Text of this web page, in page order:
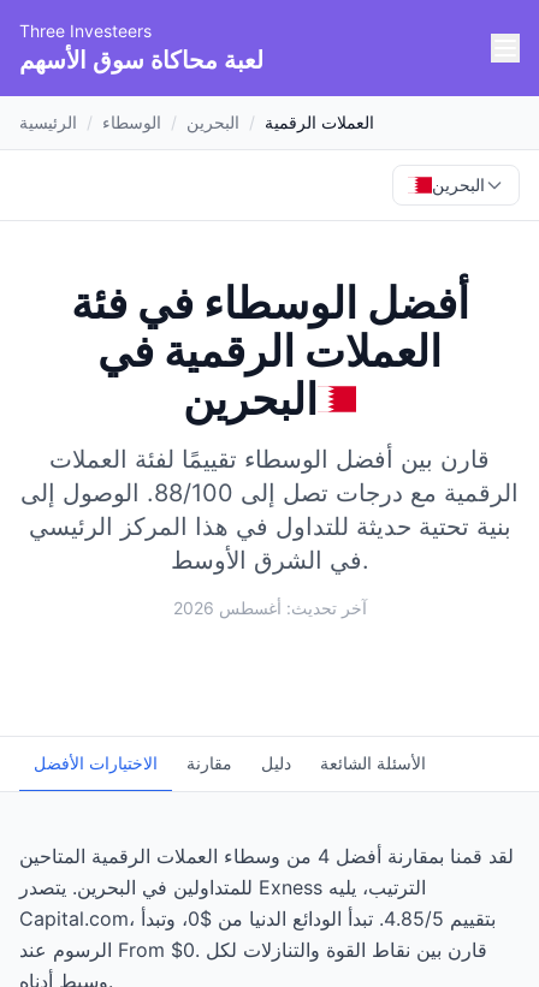
Three Investeers
لعبة محاكاة سوق الأسهم
الرئيسية / الوسطاء / البحرين / العملات الرقمية
البحرين
أفضل الوسطاء في فئة
العملات الرقمية في
البحرين
قارن بين أفضل الوسطاء تقييمًا لفئة العملات
الرقمية مع درجات تصل إلى 88/100.
الوصول إلى
بنية تحتية حديثة للتداول في هذا المركز الرئيسي
في الشرق الأوسط.
آخر تحديث: أغسطس 2026
الاختيارات الأفضل مقارنة دليل الأسئلة الشائعة
لقد قمنا بمقارنة أفضل 4 من وسطاء العملات الرقمية المتاحين
للمتداولين في البحرين. يتصدر Exness الترتيب، يليه
Capital.com، بتقييم 4.85/5. تبدأ الودائع الدنيا من $0، وتبدأ
الرسوم عند From $0. قارن بين نقاط القوة والتنازلات لكل
وسيط أدناه.